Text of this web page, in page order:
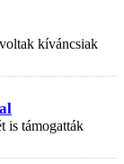
kíváncsiak
is támogatták